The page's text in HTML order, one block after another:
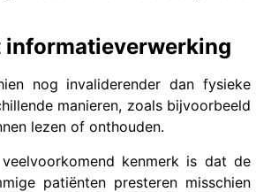
informatieverwerking
nog invaliderender dan fysieke
manieren, zoals bijvoorbeeld
lezen of onthouden.
kenmerk is dat de
patiënten presteren misschien